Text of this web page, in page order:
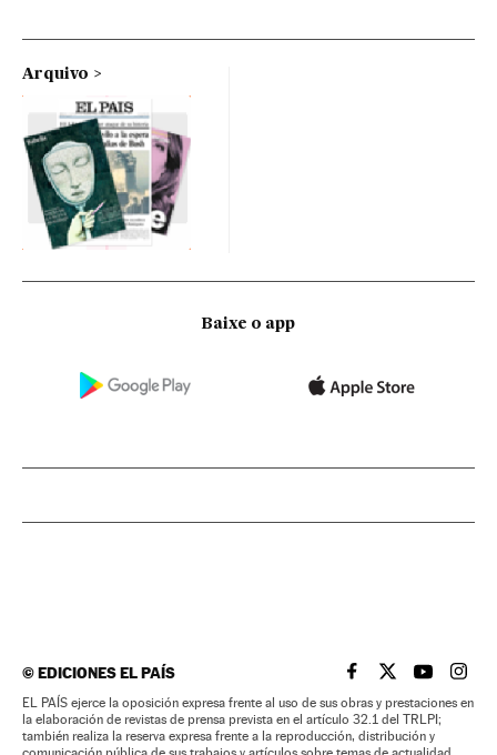
Arquivo
Baixe o app
©EDICIONES EL PAÍS EL PAÍS BRASIL EN
EL PAÍSEL PAÍS
EL
EL PAÍS ejerce la oposición expresa frente al uso de sus obras y prestaciones en
la elaboración de revistas de prensa prevista en el artículo 32.1 del TRLPI;
también realiza la reserva expresa frente a la reproducción, distribución y